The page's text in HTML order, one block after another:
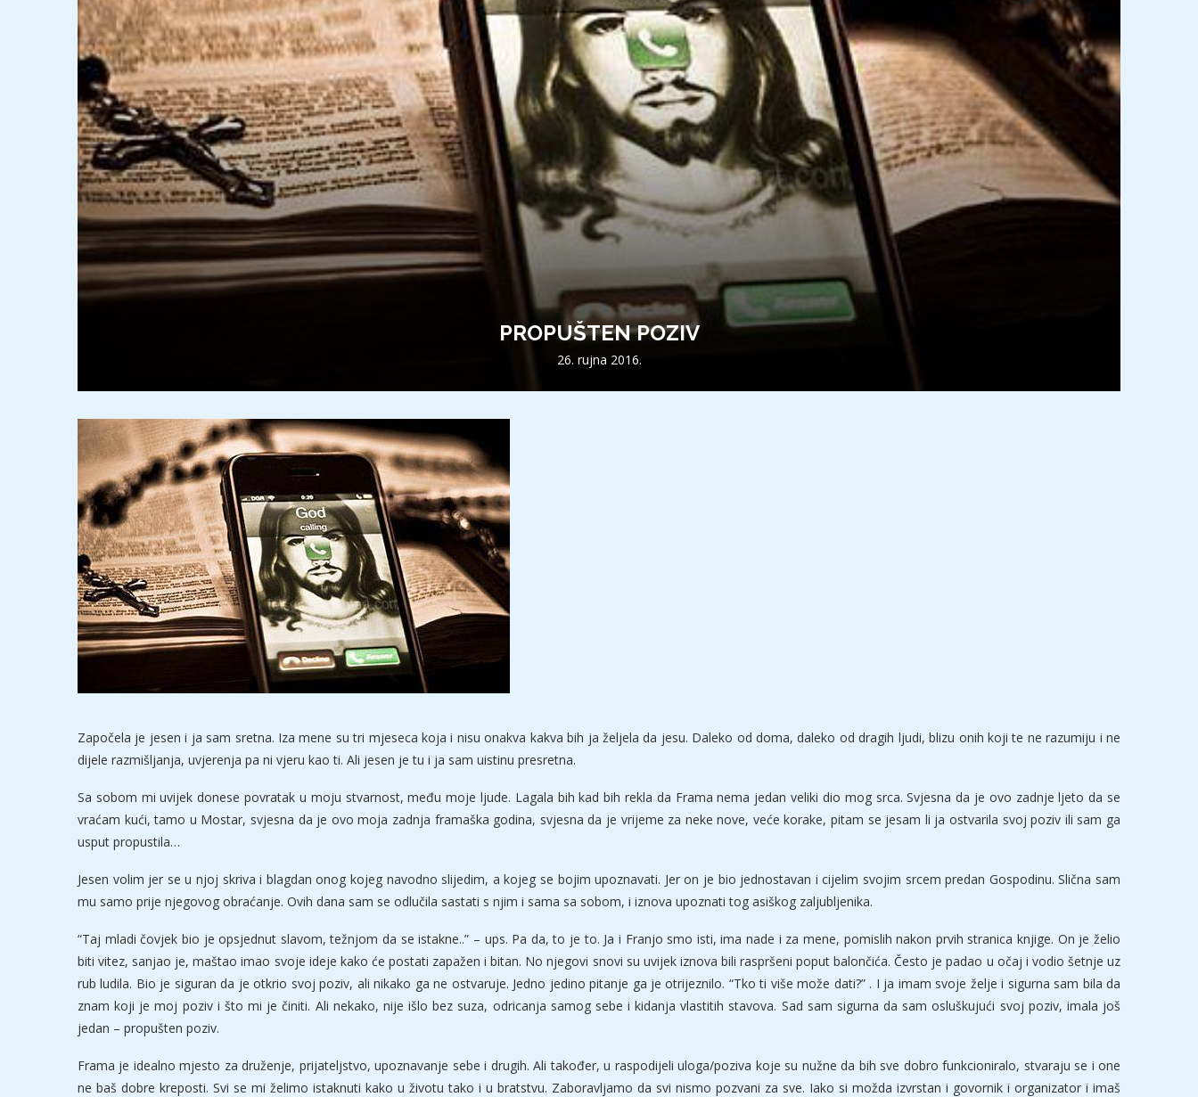
PROPUŠTEN POZIV
26. rujna 2016.
Započela je jesen i ja sam sretna. Iza mene su tri mjeseca koja i nisu onakva kakva bih ja željela da jesu. Daleko od doma, daleko od dragih ljudi, blizu onih koji te ne razumiju i ne
dijele razmišljanja, uvjerenja pa ni vjeru kao ti. Ali jesen je tu i ja sam uistinu presretna.
Sa sobom mi uvijek donese povratak u moju stvarnost, među moje ljude. Lagala bih kad bih rekla da Frama nema jedan veliki dio mog srca. Svjesna da je ovo zadnje ljeto da se
vraćam kući, tamo u Mostar, svjesna da je ovo moja zadnja framaška godina, svjesna da je vrijeme za neke nove, veće korake, pitam se jesam li ja ostvarila svoj poziv ili sam ga
usput propustila…
Jesen volim jer se u njoj skriva i blagdan onog kojeg navodno slijedim, a kojeg se bojim upoznavati. Jer on je bio jednostavan i cijelim svojim srcem predan Gospodinu. Slična sam
mu samo prije njegovog obraćanje. Ovih dana sam se odlučila sastati s njim i sama sa sobom, i iznova upoznati tog asiškog zaljubljenika.
“Taj mladi čovjek bio je opsjednut slavom, težnjom da se istakne..” – ups. Pa da, to je to. Ja i Franjo smo isti, ima nade i za mene, pomislih nakon prvih stranica knjige. On je želio
biti vitez, sanjao je, maštao imao svoje ideje kako će postati zapažen i bitan. No njegovi snovi su uvijek iznova bili raspršeni poput balončića. Često je padao u očaj i vodio šetnje uz
rub ludila. Bio je siguran da je otkrio svoj poziv, ali nikako ga ne ostvaruje. Jedno jedino pitanje ga je otrijeznilo. “Tko ti više može dati?” . I ja imam svoje želje i sigurna sam bila da
znam koji je moj poziv i što mi je činiti. Ali nekako, nije išlo bez suza, odricanja samog sebe i kidanja vlastitih stavova. Sad sam sigurna da sam osluškujući svoj poziv, imala još
jedan – propušten poziv.
Frama je idealno mjesto za druženje, prijateljstvo, upoznavanje sebe i drugih. Ali također, u raspodijeli uloga/poziva koje su nužne da bih sve dobro funkcioniralo, stvaraju se i one
ne baš dobre kreposti. Svi se mi želimo istaknuti kako u životu tako i u bratstvu. Zaboravljamo da svi nismo pozvani za sve. Iako si možda izvrstan i govornik i organizator i imaš